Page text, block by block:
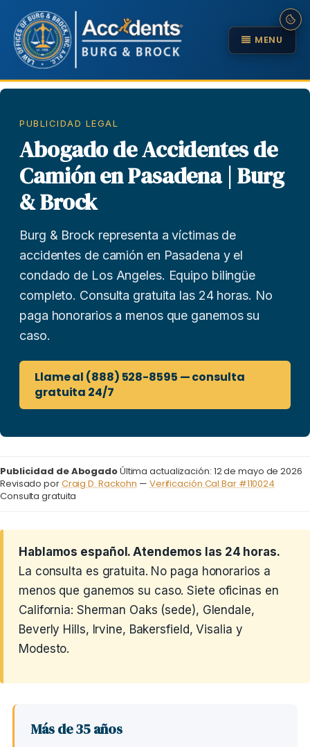
MENU
PUBLICIDAD LEGAL
Abogado de Accidentes de
Camión en Pasadena | Burg
& Brock
Burg & Brock representa a víctimas de
accidentes de camión en Pasadena y el
condado de Los Angeles. Equipo bilingüe
completo. Consulta gratuita las 24 horas. No
paga honorarios a menos que ganemos su
caso.
Llame al (888) 528-8595 — consulta
gratuita 24/7
Publicidad de AbogadoÚltima actualización: 12 de mayo de 2026
Revisado porCraig D. Rackohn — Verificación Cal Bar #110024
Consulta gratuita
Hablamos español. Atendemos las 24 horas.
La consulta es gratuita. No paga honorarios a
menos que ganemos su caso. Siete oficinas en
California: Sherman Oaks (sede), Glendale,
Beverly Hills, Irvine, Bakersfield, Visalia y
Modesto.
Más de 35 años